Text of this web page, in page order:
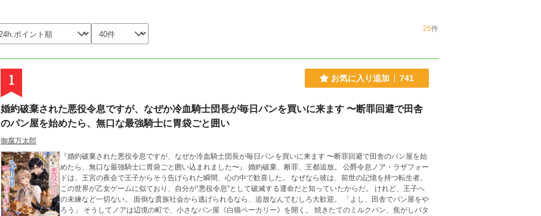
25件
1 お気に入り追加 741
婚約破棄された悪役令息ですが、なぜか冷血騎士団長が毎日パンを買いに来ます 〜断罪回避で田舎
のパン屋を始めたら、無口な最強騎士に胃袋ごと囲い
御腐万太郎
『婚約破棄された悪役令息ですが、なぜか冷血騎士団長が毎日パンを買いに来ます 〜断罪回避で田舎のパン屋を始
めたら、無口な最強騎士に胃袋ごと囲い込まれました〜』 婚約破棄、断罪、王都追放。 公爵令息ノア・ラザフォー
ドは、王宮の夜会で王子からそう告げられた瞬間、心の中で歓喜した。 なぜなら彼は、前世の記憶を持つ転生者。
この世界が乙女ゲームに似ており、自分が“悪役令息”として破滅する運命だと知っていたからだ。 けれど、王子へ
の未練など一切ない。 面倒な貴族社会から逃げられるなら、追放なんてむしろ大歓迎。 「よし、田舎でパン屋をや
ろう」 そうしてノアは辺境の町で、小さなパン屋《白猫ベーカリー》を開く。 焼きたてのミルクパン、焦がしバタ